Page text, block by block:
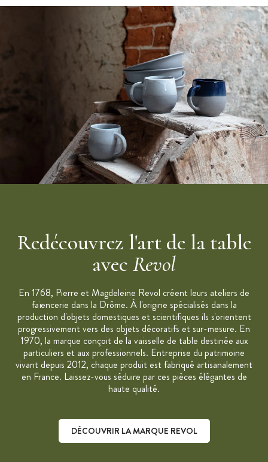
Revol: La maison Revol a été fondée en 1768. Revol est une
entreprise française qui fabrique de la porcelaine culinaire.
Maître faïencer de père en fils, Revol est dirigé par la même
famille depuis 9 générations. Depuis l'usine de Saint-
Uze (Drôme), les articles toujours plus innovants sont créés par
des hommes et des femmes passionnés puis vendus partout dans
le monde. Les finitions de chaque pièce et les décors sont
effectuées à la main.
Caractéristiques du Plat:
Forme : rectangle
Contenance : 2,75 L
Largeur : 22,5 cm
Matériau : Porcelaine non poreuse 100% naturelle (ne
contient ni plomb, ni cadmium et ne présente aucun risque de
migration nocive dans les aliments)
Émail lisse
Couleur : Blanc
Fabriqué en France
Résiste aux chocs thermiques : -17°C à 300°C
Passe au four (300°C), au micro-onde, au congélateur
(-20°C)
Nettoyage facile au lave-vaisselle
Collection :Alexandrie
Revol
Redécouvrez l'art de la table
avec Revol
En 1768, Pierre et Magdeleine Revol créent leurs ateliers de
faïencerie dans la Drôme. À l'origine spécialisés dans la
production d'objets domestiques et scientifiques ils s'orientent
progressivement vers des objets décoratifs et sur-mesure. En
1970, la marque conçoit de la vaisselle de table destinée aux
particuliers et aux professionnels. Entreprise du patrimoine
vivant depuis 2012, chaque produit est fabriqué artisanalement
en France. Laissez-vous séduire par ces pièces élégantes de
haute qualité.
DÉCOUVRIR LA MARQUE REVOL